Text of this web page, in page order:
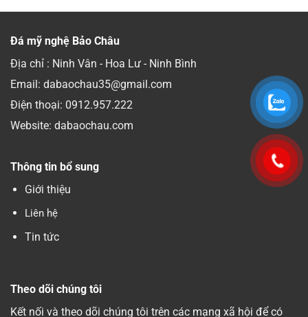
Đá mỹ nghệ Bảo Châu
Địa chỉ : Ninh Vân - Hoa Lư - Ninh Bình
Email: dabaochau35@gmail.com
Điện thoại: 0912.957.222
Website: dabaochau.com
Thông tin bổ sung
Giới thiệu
Liên hệ
Tin tức
Theo dõi chúng tôi
Kết nối và theo dõi chúng tôi trên các mạng xã hội để có